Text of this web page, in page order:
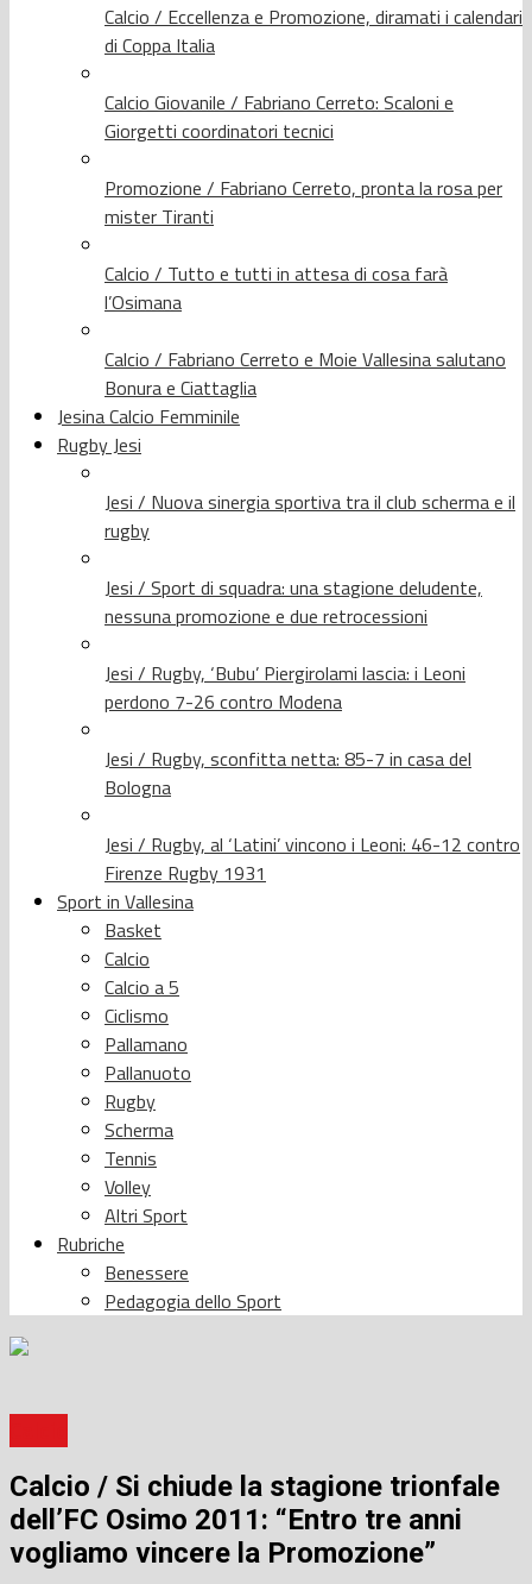
Calcio / Eccellenza e Promozione, diramati i calendari
di Coppa Italia
Calcio Giovanile / Fabriano Cerreto: Scaloni e
Giorgetti coordinatori tecnici
Promozione / Fabriano Cerreto, pronta la rosa per
mister Tiranti
Calcio / Tutto e tutti in attesa di cosa farà
l’Osimana
Calcio / Fabriano Cerreto e Moie Vallesina salutano
Bonura e Ciattaglia
Jesina Calcio Femminile
Rugby Jesi
Jesi / Nuova sinergia sportiva tra il club scherma e il
rugby
Jesi / Sport di squadra: una stagione deludente,
nessuna promozione e due retrocessioni
Jesi / Rugby, ‘Bubu’ Piergirolami lascia: i Leoni
perdono 7-26 contro Modena
Jesi / Rugby, sconfitta netta: 85-7 in casa del
Bologna
Jesi / Rugby, al ‘Latini’ vincono i Leoni: 46-12 contro
Firenze Rugby 1931
Sport in Vallesina
Basket
Calcio
Calcio a 5
Ciclismo
Pallamano
Pallanuoto
Rugby
Scherma
Tennis
Volley
Altri Sport
Rubriche
Benessere
Pedagogia dello Sport
Calcio / Si chiude la stagione trionfale
dell’FC Osimo 2011: “Entro tre anni
vogliamo vincere la Promozione”